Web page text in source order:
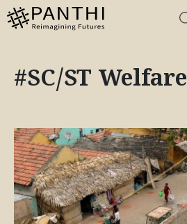
#SC/ST Welfare